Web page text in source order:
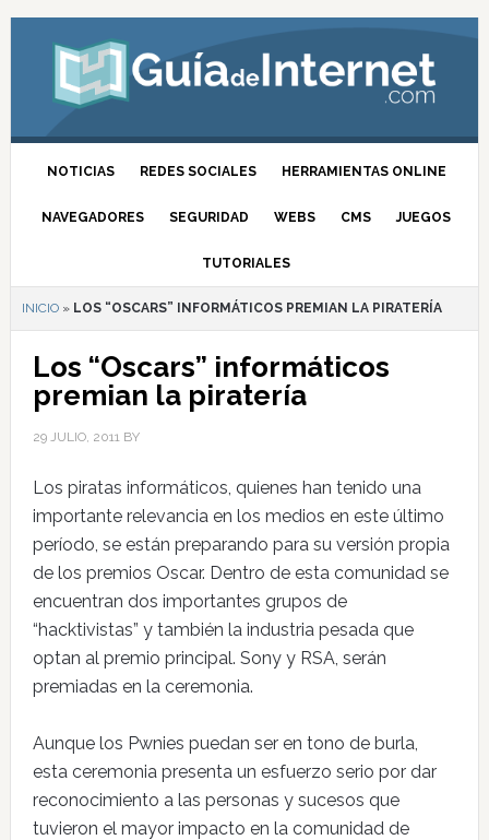
NOTICIAS REDES SOCIALES HERRAMIENTAS ONLINE
NAVEGADORES SEGURIDAD WEBS CMS JUEGOS
TUTORIALES
INICIO» LOS “OSCARS” INFORMÁTICOS PREMIAN LA PIRATERÍA
Los “Oscars” informáticos
premian la piratería
29 JULIO, 2011BY
Los piratas informáticos, quienes han tenido una
importante relevancia en los medios en este último
período, se están preparando para su versión propia
de los premios Oscar. Dentro de esta comunidad se
encuentran dos importantes grupos de
“hacktivistas” y también la industria pesada que
optan al premio principal. Sony y RSA, serán
premiadas en la ceremonia.
Aunque los Pwnies puedan ser en tono de burla,
esta ceremonia presenta un esfuerzo serio por dar
reconocimiento a las personas y sucesos que
tuvieron el mayor impacto en la comunidad de